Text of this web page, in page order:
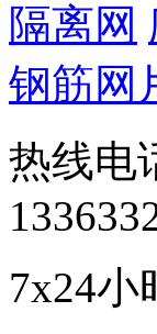
隔离网
钢筋网
热线电
7x24小